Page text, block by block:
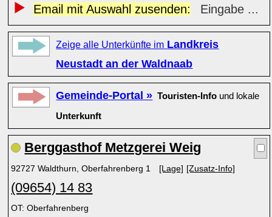
Email mit Auswahl zusenden:
Eingabe ...
Zeige alle Unterkünfte im Landkreis
Neustadt an der Waldnaab
Gemeinde-Portal » Touristen-Info und lokale
Unterkunft
Berggasthof Metzgerei Weig
92727 Waldthurn, Oberfahrenberg 1 [Lage] [Zusatz-Info]
(09654) 14 83
OT: Oberfahrenberg